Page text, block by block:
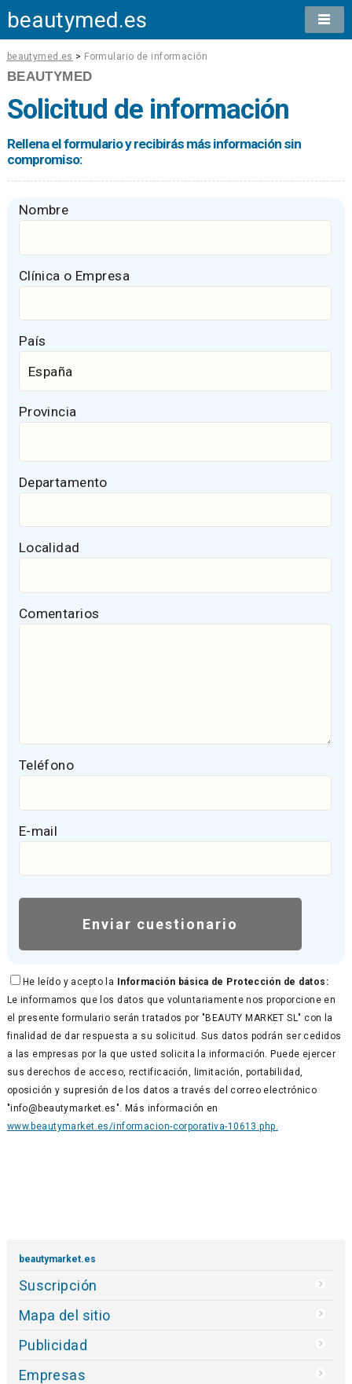
beautymed.es
beautymed.es > Formulario de información
BEAUTYMED
Solicitud de información
Rellena el formulario y recibirás más información sin
compromiso:
Nombre
Clínica o Empresa
País
Provincia
Departamento
Localidad
Comentarios
Teléfono
E-mail
He leído y acepto la Información básica de Protección de datos:
Le informamos que los datos que voluntariamente nos proporcione en
el presente formulario serán tratados por "BEAUTY MARKET SL" con la
finalidad de dar respuesta a su solicitud. Sus datos podrán ser cedidos
a las empresas por la que usted solicita la información. Puede ejercer
sus derechos de acceso, rectificación, limitación, portabilidad,
oposición y supresión de los datos a través del correo electrónico
"info@beautymarket.es". Más información en
www.beautymarket.es/informacion-corporativa-10613.php.
beautymarket.es
Suscripción
Mapa del sitio
Publicidad
Empresas